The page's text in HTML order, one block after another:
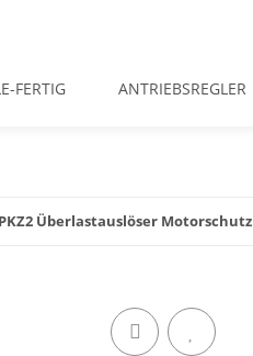
FERTIG ANTRIEBSREGLER
Überlastauslöser Motorschutz